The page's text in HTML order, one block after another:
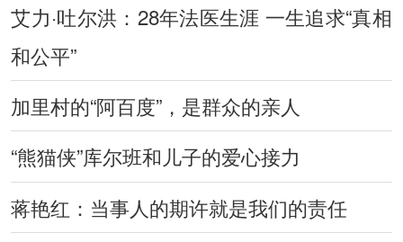
艾力·吐尔洪：28年法医生涯 一生追求“真相
和公平”
加里村的“阿百度”，是群众的亲人
“熊猫侠”库尔班和儿子的爱心接力
蒋艳红：当事人的期许就是我们的责任